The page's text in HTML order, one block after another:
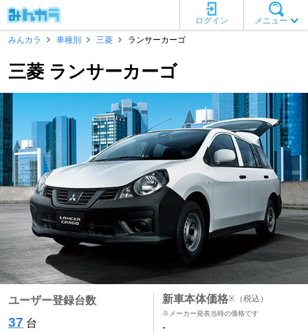
メニュー
ログイン
みんカラ
車種別 三菱 ランサーカーゴ
三菱 ランサーカーゴ
ユーザー登録台数
37 台
新車本体価格※ （税込）
※メーカー発表当時の価格です
-